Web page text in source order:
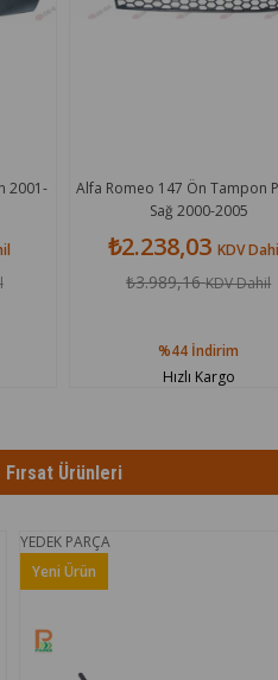
Alfa Romeo 147 Ön Tampon Panjuru
Sağ 2000-2005
₺2.238,03KDV Dahil
₺3.989,16KDV Dahil
İndirim
Hızlı Kargo
Fırsat Ürünleri
PARÇA
Yeni Ürün